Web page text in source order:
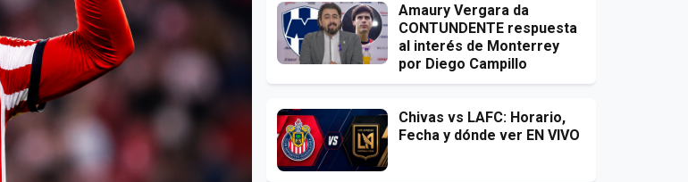
Amaury Vergara da
CONTUNDENTE respuesta
al interés de Monterrey
por Diego Campillo
Chivas vs LAFC: Horario,
Fecha y dónde ver EN VIVO